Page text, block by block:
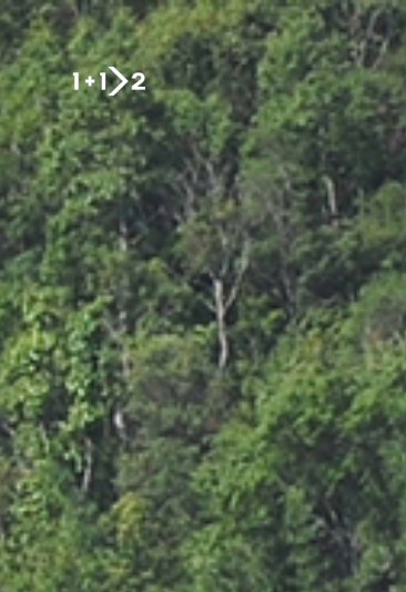
Nhảy đến nội dung